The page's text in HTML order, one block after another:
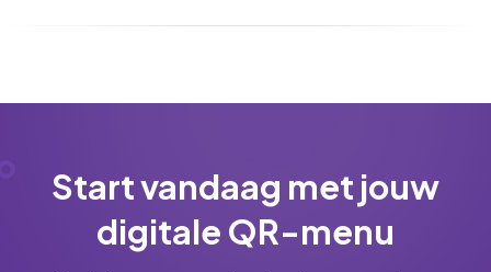
Start vandaag met jouw
digitale QR-menu